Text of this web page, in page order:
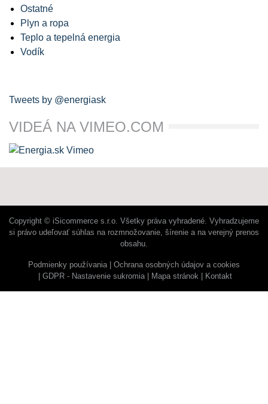
Ostatné
Plyn a ropa
Teplo a tepelná energia
Vodík
Tweets by @energiask
VIDEÁ NA VIMEO.COM
Copyright © iSicommerce s.r.o. Všetky práva vyhradené. Vyhradzujeme
si právo udeľovať súhlas na rozmnožovanie, šírenie a na verejný prenos
obsahu.
Podmienky používania
Ochrana osobných údajov a cookies
GDPR - Nastavenie sukromia
Mapa stránok Kontakt